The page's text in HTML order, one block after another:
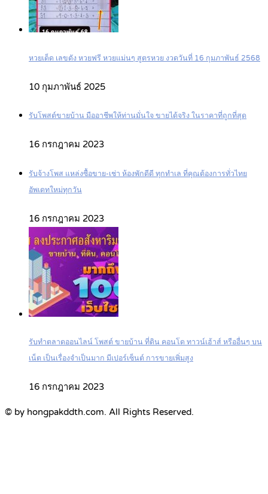
หวยเด็ด เลขดัง หวยฟรี หวยแม่นๆ สูตรหวย งวดวันที่ 16 กุมภาพันธ์ 2568
10 กุมภาพันธ์ 2025
รับโพสต์ขายบ้าน มืออาชีพให้ท่านมั่นใจ ขายได้จริง ในราคาที่ถูกที่สุด
16 กรกฎาคม 2023
รับจ้างโพส แหล่งซื้อขาย-เช่า ห้องพักดีดี ทุกทำเล ที่คุณต้องการทั่วไทย
อัพเดทใหม่ทุกวัน
16 กรกฎาคม 2023
รับทำตลาดออนไลน์ โพสต์ ขายบ้าน ที่ดิน คอนโด ทาวน์เฮ้าส์ หรืออื่นๆ บน
เน็ต เป็นเรื่องจำเป็นมาก มีเปอร์เซ็นต์ การขายเพิ่มสูง
16 กรกฎาคม 2023
© by hongpakddth.com. All Rights Reserved.